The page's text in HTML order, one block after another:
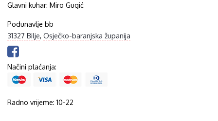
Glavni kuhar:Miro Gugić
Podunavlje bb
31327 Bilje,Osječko-baranjska županija
Načini plaćanja:
Radno vrijeme: 10-22